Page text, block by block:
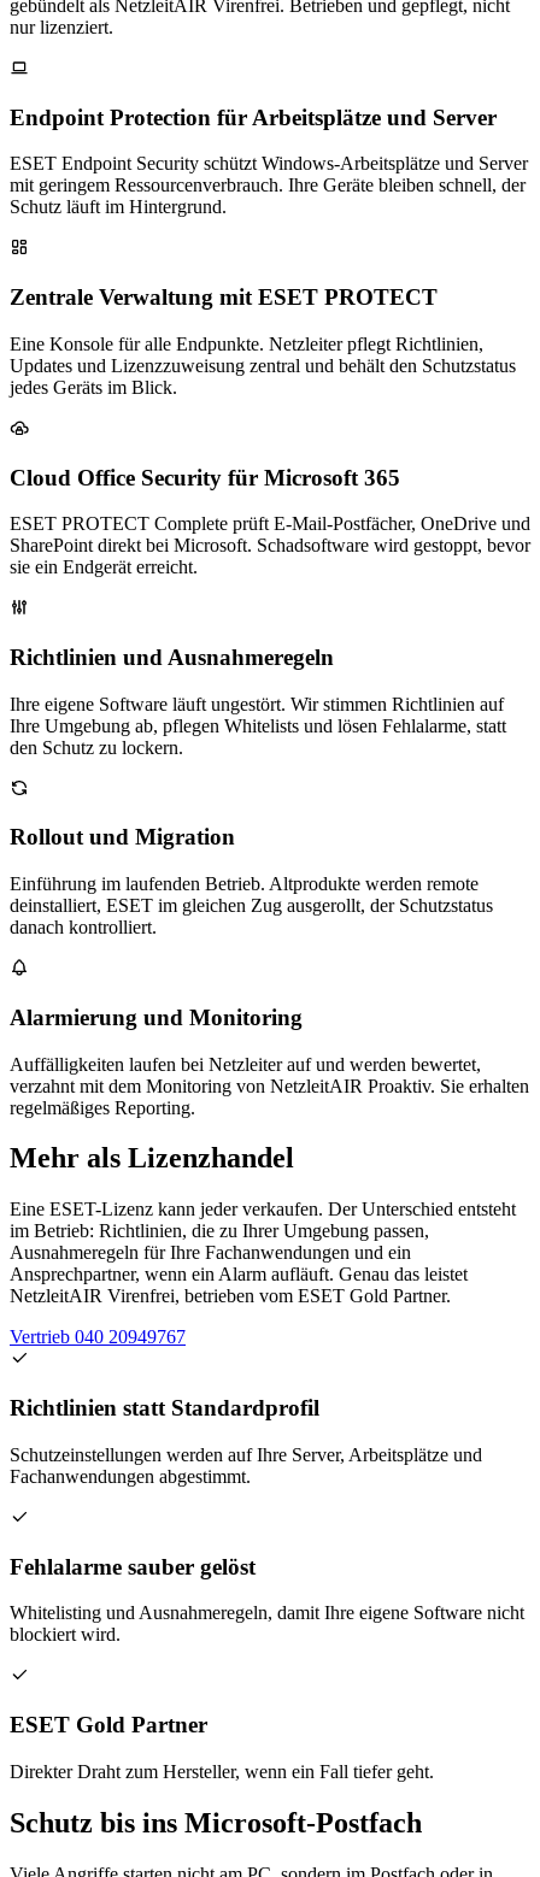
gebündelt als NetzleitAIR Virenfrei. Betrieben und gepflegt, nicht
nur lizenziert.
Endpoint Protection für Arbeitsplätze und Server
ESET Endpoint Security schützt Windows-Arbeitsplätze und Server
mit geringem Ressourcenverbrauch. Ihre Geräte bleiben schnell, der
Schutz läuft im Hintergrund.
Zentrale Verwaltung mit ESET PROTECT
Eine Konsole für alle Endpunkte. Netzleiter pflegt Richtlinien,
Updates und Lizenzzuweisung zentral und behält den Schutzstatus
jedes Geräts im Blick.
Cloud Office Security für Microsoft 365
ESET PROTECT Complete prüft E-Mail-Postfächer, OneDrive und
SharePoint direkt bei Microsoft. Schadsoftware wird gestoppt, bevor
sie ein Endgerät erreicht.
Richtlinien und Ausnahmeregeln
Ihre eigene Software läuft ungestört. Wir stimmen Richtlinien auf
Ihre Umgebung ab, pflegen Whitelists und lösen Fehlalarme, statt
den Schutz zu lockern.
Rollout und Migration
Einführung im laufenden Betrieb. Altprodukte werden remote
deinstalliert, ESET im gleichen Zug ausgerollt, der Schutzstatus
danach kontrolliert.
Alarmierung und Monitoring
Auffälligkeiten laufen bei Netzleiter auf und werden bewertet,
verzahnt mit dem Monitoring von NetzleitAIR Proaktiv. Sie erhalten
regelmäßiges Reporting.
Mehr als Lizenzhandel
Eine ESET-Lizenz kann jeder verkaufen. Der Unterschied entsteht
im Betrieb: Richtlinien, die zu Ihrer Umgebung passen,
Ausnahmeregeln für Ihre Fachanwendungen und ein
Ansprechpartner, wenn ein Alarm aufläuft. Genau das leistet
NetzleitAIR Virenfrei, betrieben vom ESET Gold Partner.
Vertrieb 040 20949767
Richtlinien statt Standardprofil
Schutzeinstellungen werden auf Ihre Server, Arbeitsplätze und
Fachanwendungen abgestimmt.
Fehlalarme sauber gelöst
Whitelisting und Ausnahmeregeln, damit Ihre eigene Software nicht
blockiert wird.
ESET Gold Partner
Direkter Draht zum Hersteller, wenn ein Fall tiefer geht.
Schutz bis ins Microsoft-Postfach